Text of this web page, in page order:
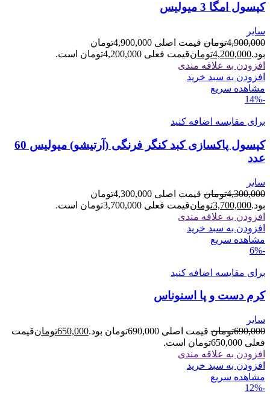
کپسول امگا 3 میولیس
سایر
4,900,000تومان
قیمت اصلی 4,900,000تومان
بود.4,200,000تومانقیمت فعلی 4,200,000تومان است.
افزودن به علاقه مندی
افزودن به سبد خرید
مشاهده سریع
-14%
برای مقایسه اضافه کنید
کپسول پاکسازی کبد کنگر فرنگی (آرتیشو) میولیس 60
عدد
سایر
4,300,000تومان
قیمت اصلی 4,300,000تومان
بود.3,700,000تومانقیمت فعلی 3,700,000تومان است.
افزودن به علاقه مندی
افزودن به سبد خرید
مشاهده سریع
-6%
برای مقایسه اضافه کنید
کرم دست و پا اسنوناس
سایر
690,000تومان قیمت اصلی 690,000تومان بود. 650,000تومانقیمت
فعلی 650,000تومان است.
افزودن به علاقه مندی
افزودن به سبد خرید
مشاهده سریع
-12%